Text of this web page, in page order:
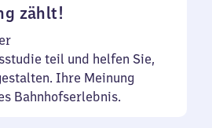
zählt!
teil und helfen Sie,
Ihre Meinung
Bahnhofserlebnis.